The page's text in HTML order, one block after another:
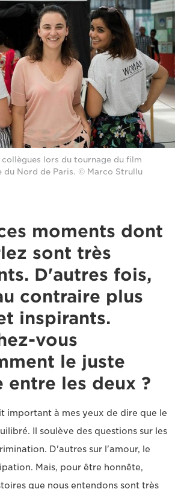
collègues lors du tournage du film
du Nord de Paris. © Marco Strullu
moments dont
sont très
D'autres fois,
contraire plus
inspirants.
vous
le juste
entre les deux ?
important à mes yeux de dire que le
Il soulève des questions sur les
D'autres sur l'amour, le
Mais, pour être honnête,
que nous entendons sont très